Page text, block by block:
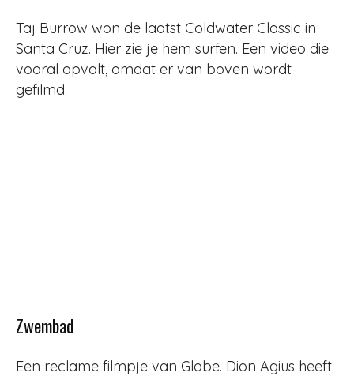
Taj Burrow won de laatst Coldwater Classic in
Santa Cruz. Hier zie je hem surfen. Een video die
vooral opvalt, omdat er van boven wordt
gefilmd.
Zwembad
Een reclame filmpje van Globe. Dion Agius heeft